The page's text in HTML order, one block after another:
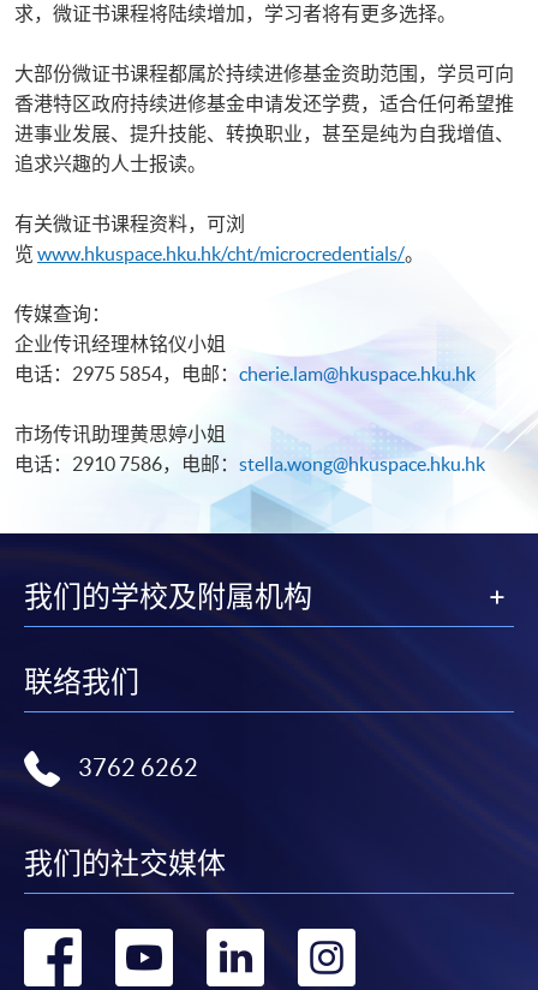
求，微证书课程将陆续增加，学习者将有更多选择。
大部份微证书课程都属於持续进修基金资助范围，学员可向
香港特区政府持续进修基金申请发还学费，适合任何希望推
进事业发展、提升技能、转换职业，甚至是纯为自我增值、
追求兴趣的人士报读。
有关微证书课程资料，可浏
览 www.hkuspace.hku.hk/cht/microcredentials/。
传媒查询：
企业传讯经理林铭仪小姐
电话：2975 5854，电邮： cherie.lam@hkuspace.hku.hk
市场传讯助理黄思婷小姐
电话：2910 7586，电邮： stella.wong@hkuspace.hku.hk
我们的学校及附属机构
联络我们
3762 6262
我们的社交媒体
转
转
转